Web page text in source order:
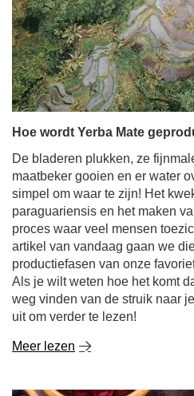
Hoe wordt Yerba Mate
De bladeren plukken, ze
maatbeker gooien en er water
simpel om waar te zijn! Het
paraguariensis en het maken
proces waar veel mensen
artikel van vandaag gaan we
productiefasen van onze
Als je wilt weten hoe het komt
weg vinden van de struik naar
uit om verder te lezen!
Meer lezen